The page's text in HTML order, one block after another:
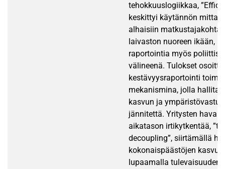
tehokkuuslogiikkaa,
keskittyi käytännön
alhaisiin
laivaston nuoreen ikään,
raportointia myös
välineenä. Tulokset
kestävyysraportointi toimii
mekanismina, jolla
kasvun ja
jännitettä. Yritysten
aikatason irtikytkentää,
decoupling”, siirtämällä
kokonaispäästöjen
lupaamalla tulevaisuuden